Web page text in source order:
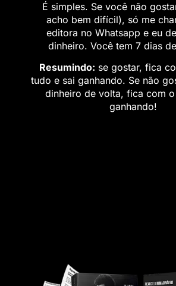
É simples. Se você não
acho bem difícil), só me
editora no Whatsapp e eu
dinheiro. Você tem 7 dias
Resumindo: se gostar, fica
tudo e sai ganhando. Se não
dinheiro de volta, fica com
ganhando!